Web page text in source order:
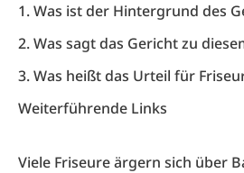
1. Was ist der Hintergrund des
2. Was sagt das Gericht zu
3. Was heißt das Urteil für
Weiterführende Links
Viele Friseure ärgern sich über